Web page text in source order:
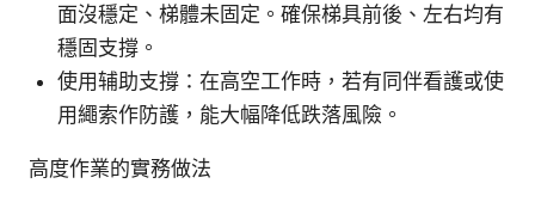
面沒穩定、梯體未固定。確保梯具前後、左右均有
穩固支撐。
使用辅助支撐：在高空工作時，若有同伴看護或使
用繩索作防護，能大幅降低跌落風險。
高度作業的實務做法